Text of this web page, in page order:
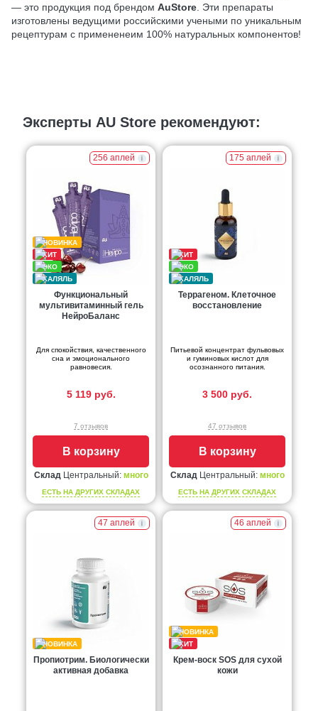
— это продукция под брендом AuStore . Эти препараты
изготовлены ведущими российскими учеными по уникальным
рецептурам с примененеим 100% натуральных компонентов!
Эксперты AU Store рекомендуют:
256 аплей
Функциональный
мультивитаминный гель
НейроБаланс
Для спокойствия, качественного
сна и эмоционального
равновесия.
5 119 руб.
7 отзывов
В корзину
СкладЦентральный: много
ЕСТЬ НА ДРУГИХ СКЛАДАХ
175 аплей
Террагеном. Клеточное
восстановление
Питьевой концентрат фульвовых
и гуминовых кислот для
осознанного питания.
3 500 руб.
47 отзывов
В корзину
СкладЦентральный: много
ЕСТЬ НА ДРУГИХ СКЛАДАХ
47 аплей
Пропиотрим. Биологически
активная добавка
46 аплей
Крем-воск SOS для сухой
кожи